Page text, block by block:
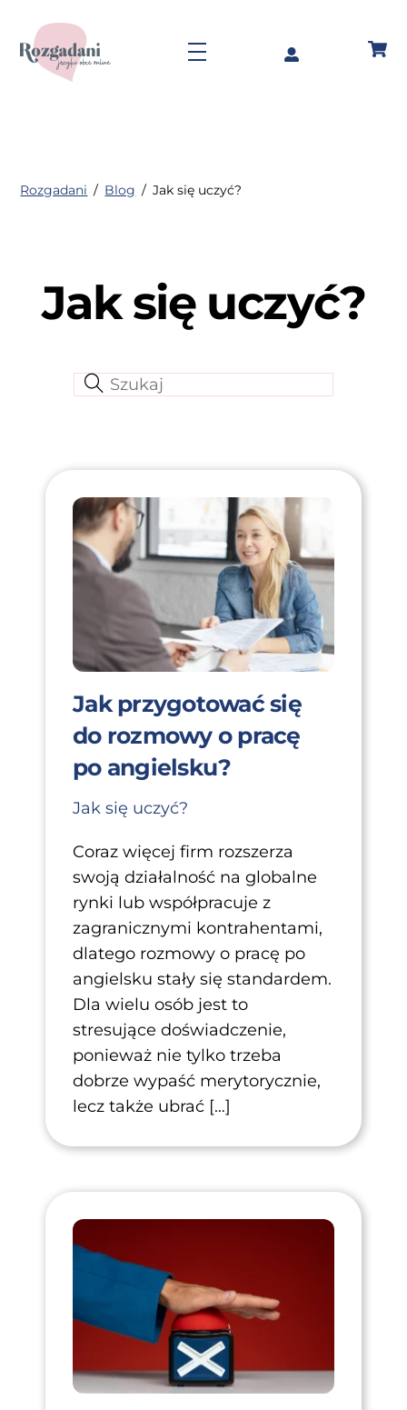
content
Menu
Rozgadani / Blog / Jak się uczyć?
Jak się uczyć?
Jak przygotować się
do rozmowy o pracę
po angielsku?
Jak się uczyć?
Coraz więcej firm rozszerza
swoją działalność na globalne
rynki lub współpracuje z
zagranicznymi kontrahentami,
dlatego rozmowy o pracę po
angielsku stały się standardem.
Dla wielu osób jest to
stresujące doświadczenie,
ponieważ nie tylko trzeba
dobrze wypaść merytorycznie,
lecz także ubrać […]